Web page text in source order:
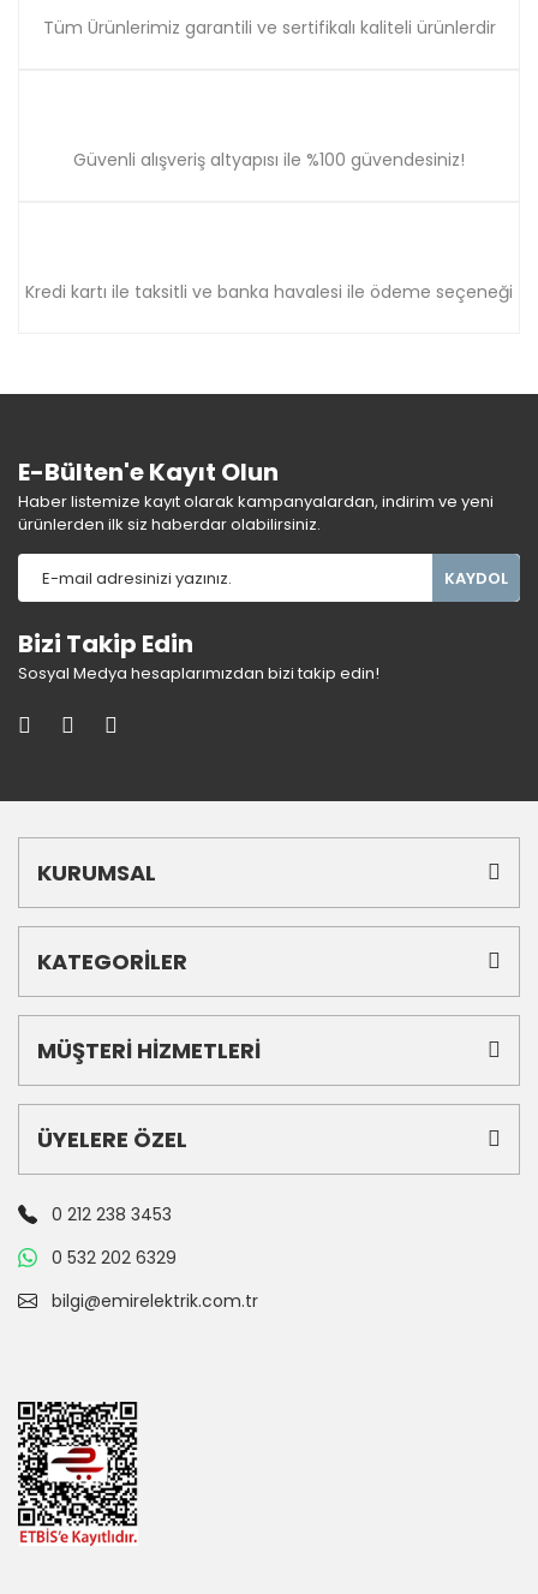
Tüm Ürünlerimiz garantili ve sertifikalı kaliteli ürünlerdir
Güvenli alışveriş altyapısı ile %100 güvendesiniz!
Kredi kartı ile taksitli ve banka havalesi ile ödeme seçeneği
E-Bülten'e Kayıt Olun
Haber listemize kayıt olarak kampanyalardan, indirim ve yeni
ürünlerden ilk siz haberdar olabilirsiniz.
KAYDOL
Bizi Takip Edin
Sosyal Medya hesaplarımızdan bizi takip edin!
KURUMSAL
KATEGORİLER
MÜŞTERİ HİZMETLERİ
ÜYELERE ÖZEL
0 212 238 3453
0 532 202 6329
bilgi@emirelektrik.com.tr